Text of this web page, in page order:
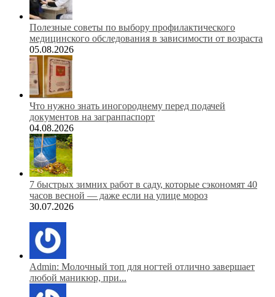
Полезные советы по выбору профилактического
медицинского обследования в зависимости от возраста
05.08.2026
Что нужно знать иногороднему перед подачей
документов на загранпаспорт
04.08.2026
7 быстрых зимних работ в саду, которые сэкономят 40
часов весной — даже если на улице мороз
30.07.2026
Admin: Молочный топ для ногтей отлично завершает
любой маникюр, при...